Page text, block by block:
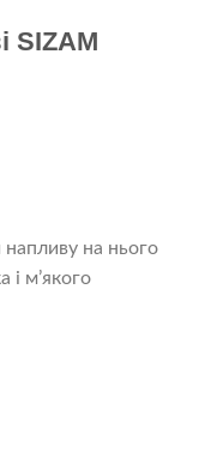
SIZAM
на нього
і м’якого